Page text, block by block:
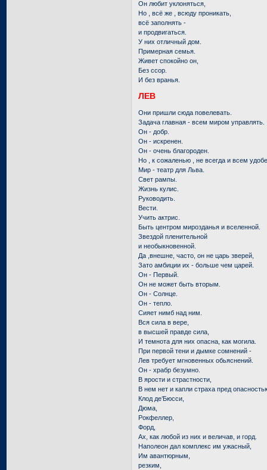
Он любит уклоняться,
Но , всё же , всюду проникать,
всё заполнять -
и продвигаться.
У них отличный дом.
Примерная семья.
Живет спокойно он,
Без ссор.
И без вранья.
ЛЕВ
Они пришли сюда повелевать.
Задача главная - всем миром управлять.
Он - добр.
Он - искренен.
Он - очень благороден.
Но , к сожаленью , не всегда и всем
Мир - театр для Льва.
Свет рампы.
Жизнь кулис.
Руководить.
Вести.
Учить актрис.
Быть центром мирозданья и вселенной.
Звездой пленительной
и необыкновенной.
Да ,внешне, часто, он не царь зверей,
Зато амбиции их - больше чем царей.
Он - Первый.
Он не может быть вторым.
Он - Солнце.
Он - тепло.
Сияет нимб над ним.
Вся сила в вере,
в высшей правде сила,
И темнота для них опасна, как могила.
При первой тени и дымке сомнений -
Лев требует мгновенных обьяснений.
Он - храбр безумно.
В ярости и страстности,
В нем нет и капли страха пред
Клод де’Бюсси,
Дюма,
Рокфеллер,
Форд,
Ах, как любой из них и величав, и горд.
Наполеон дал комплекс им ужасный,
Им авантюрным,
резким,